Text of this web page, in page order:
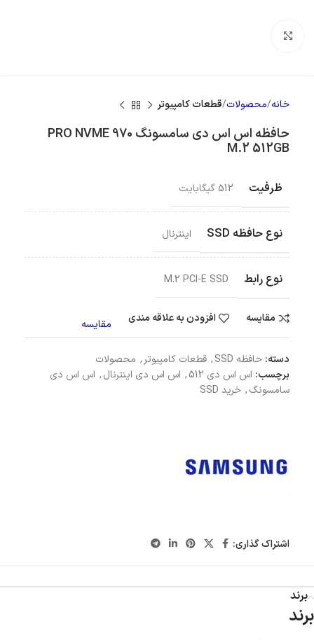
خانه محصولات قطعات کامپیوتر
حافظه اس اس دی سامسونگ 970 PRO NVME
M.2 512GB
ظرفیت 512 گیگابایت
نوع حافظه SSD اینترنال
نوع رابط M.2 PCI-E SSD
مقایسه افزودن به علاقه مندی مقایسه
دسته: حافظه SSD , قطعات کامپیوتر , محصولات
برچسب: اس اس دی 512 , اس اس دی اینترنال, اس اس دی
سامسونگ, خرید SSD
اشتراک گذاری:
برند
برند